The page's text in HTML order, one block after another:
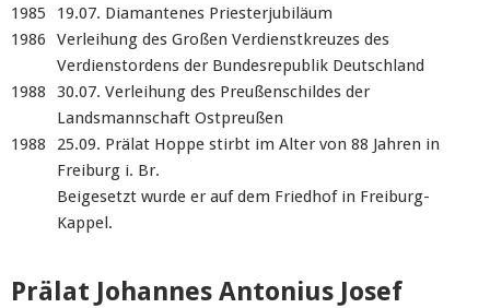
1985
19.07. Diamantenes Priesterjubiläum
1986
Verleihung des Großen Verdienstkreuzes des
Verdienstordens der Bundesrepublik Deutschland
1988
30.07. Verleihung des Preußenschildes der
Landsmannschaft Ostpreußen
1988
25.09. Prälat Hoppe stirbt im Alter von 88 Jahren in
Freiburg i. Br.
Beigesetzt wurde er auf dem Friedhof in Freiburg-
Kappel.
Prälat Johannes Antonius Josef